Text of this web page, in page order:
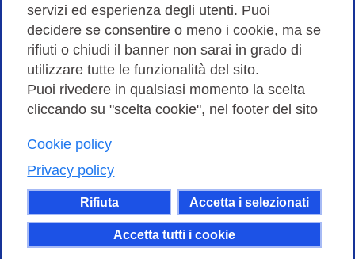
servizi ed esperienza degli utenti. Puoi
decidere se consentire o meno i cookie, ma se
rifiuti o chiudi il banner non sarai in grado di
utilizzare tutte le funzionalità del sito.
Puoi rivedere in qualsiasi momento la scelta
cliccando su "scelta cookie", nel footer del sito
Cookie policy
Privacy policy
Rifiuta Accetta i selezionati
Accetta tutti i cookie
Bandi di Gara
Consortium GARR - Via dei Tizii, 6 - 00185 Roma | Tel.
| CF 97284570583 – PI 07577141000 | Codice
Destinatario 7EU9KEU |
Il contenuto di questo sito e' rilasciato, tranne dove
altrimenti indicato, secondo i termini della licenza
Creative Commons